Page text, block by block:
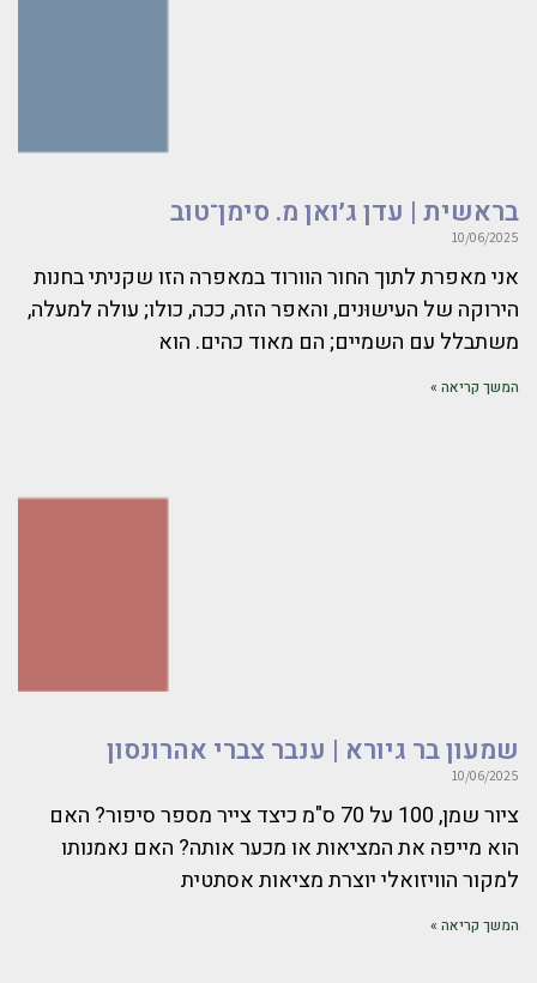
בראשית | עדן ג׳ואן מ. סימן־טוב
10/06/2025
אני מאפרת לתוך החור הוורוד במאפרה הזו שקניתי בחנות
הירוקה של העישוּנים, והאפר הזה, ככה, כולו; עולה למעלה,
משתבלל עם השמיים; הם מאוד כהים. הוא
המשך קריאה »
שמעון בר גיורא | ענבר צברי אהרונסון
10/06/2025
ציור שמן, 100 על 70 ס"מ כיצד צייר מספר סיפור? האם
הוא מייפה את המציאות או מכער אותה? האם נאמנותו
למקור הוויזואלי יוצרת מציאות אסתטית
המשך קריאה »